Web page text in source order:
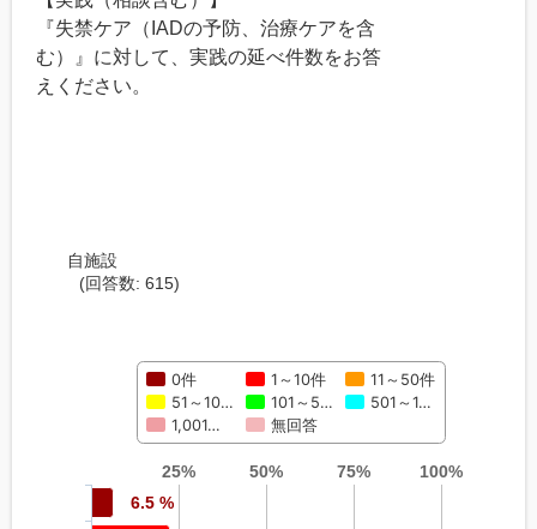
『失禁ケア（IADの予防、治療ケアを含
む）』に対して、実践の延べ件数をお答
えください。
自施設
(回答数: 615)
0件 1～10件
11～50件
51～10…
101～5…
501～1…
1,001…
無回答
25% 50% 75%
100%
6.5 %